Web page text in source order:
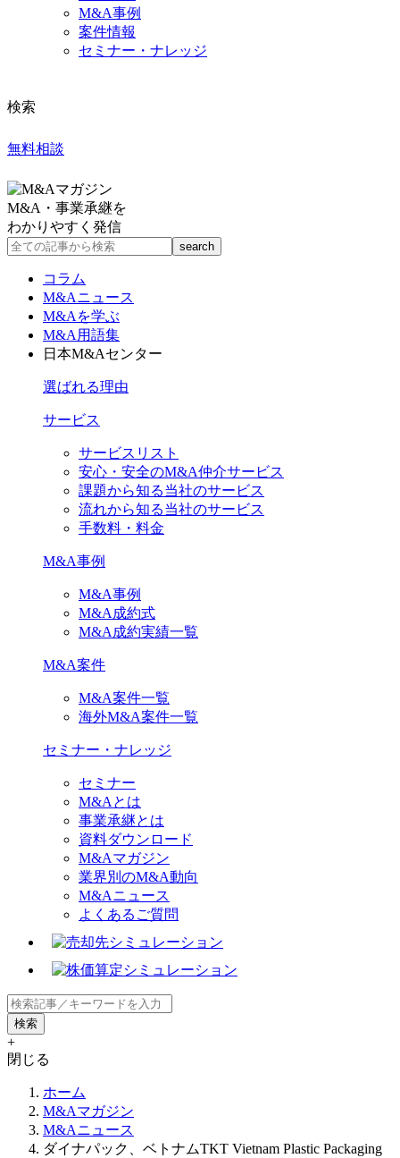
M&A事例
案件情報
セミナー・ナレッジ
検索
無料相談
M&A・事業承継を
わかりやすく発信
コラム
M&Aニュース
M&Aを学ぶ
M&A用語集
日本M&Aセンター
選ばれる理由
サービス
サービスリスト
安心・安全のM&A仲介サービス
課題から知る当社のサービス
流れから知る当社のサービス
手数料・料金
M&A事例
M&A事例
M&A成約式
M&A成約実績一覧
M&A案件
M&A案件一覧
海外M&A案件一覧
セミナー・ナレッジ
セミナー
M&Aとは
事業承継とは
資料ダウンロード
M&Aマガジン
業界別のM&A動向
M&Aニュース
よくあるご質問
+
閉じる
ホーム
M&Aマガジン
M&Aニュース
ダイナパック、ベトナムTKT Vietnam Plastic Packaging